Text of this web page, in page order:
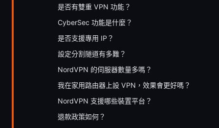
是否有雙重 VPN 功能？
CyberSec 功能是什麼？
是否支援專用 IP？
設定分割隧道有多難？
NordVPN 的伺服器數量多嗎？
我在家用路由器上設 VPN，效果會更好嗎？
NordVPN 支援哪些裝置平台？
退款政策如何？